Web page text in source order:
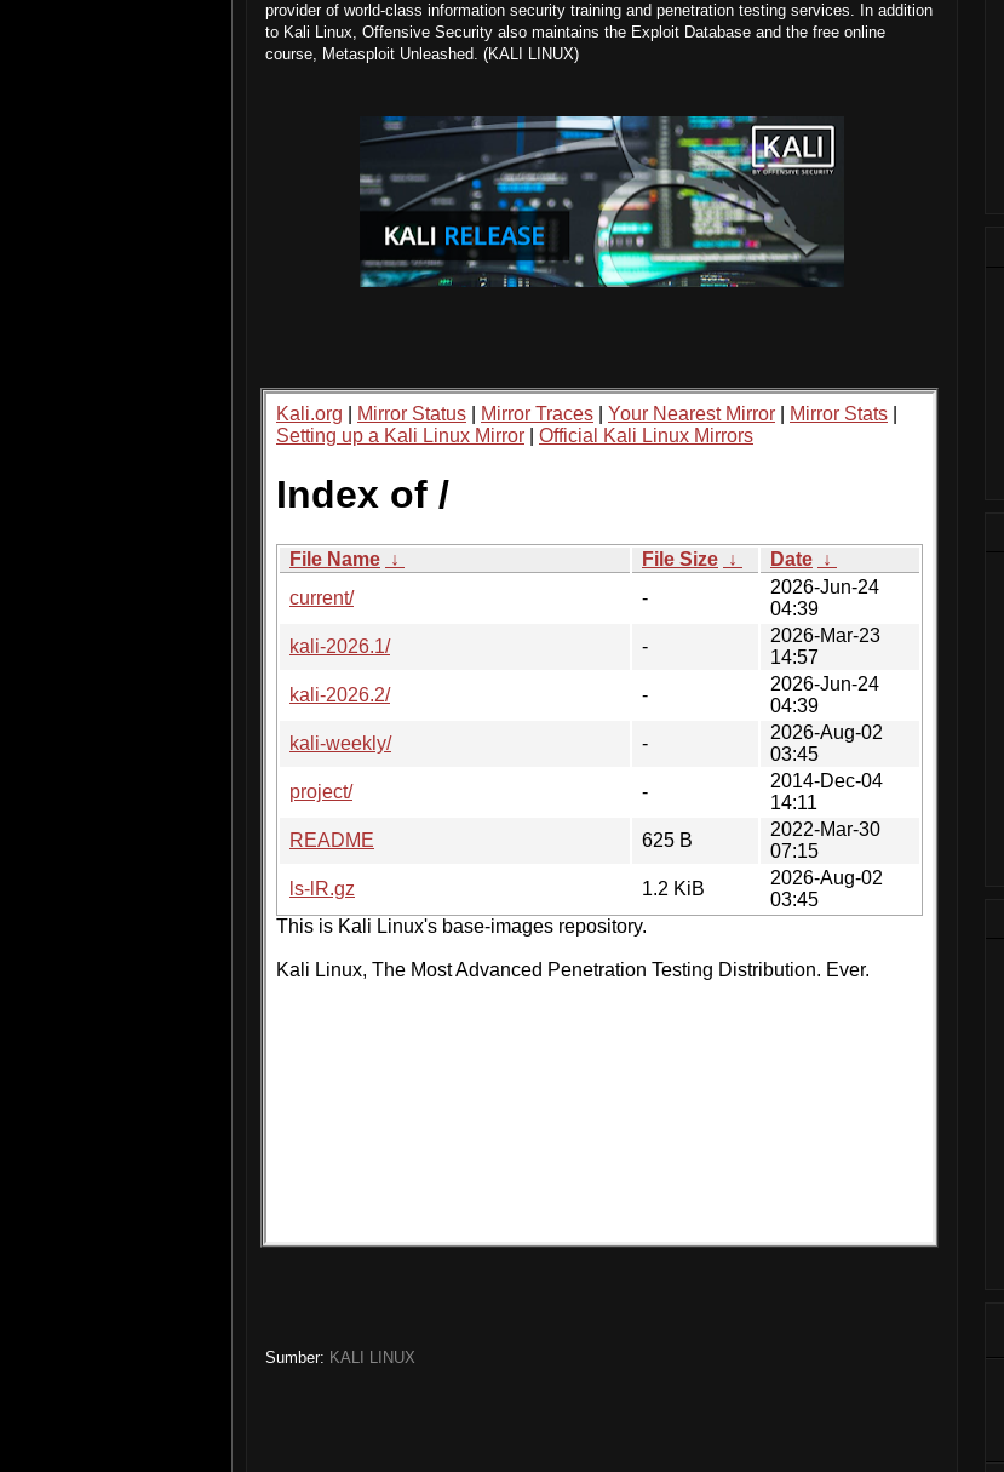
provider of world-class information security training and penetration testing services. In addition
to Kali Linux, Offensive Security also maintains the Exploit Database and the free online
course, Metasploit Unleashed. (KALI LINUX)
Sumber: KALI LINUX